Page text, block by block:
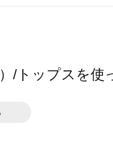
/トップスを使